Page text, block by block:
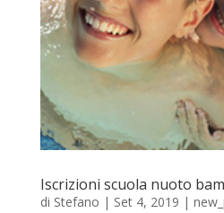
Iscrizioni scuola nuoto
di Stefano | Set 4, 2019 |